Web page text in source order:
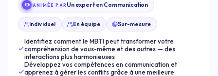
ANIMÉE PAR Un expert en Communication
Individuel En équipe Sur-mesure
Identifiez comment le MBTI peut transformer votre
compréhension de vous-même et des autres — des
interactions plus harmonieuses
Développez vos compétences en communication et
apprenez à gérer les conflits grâce à une meilleure